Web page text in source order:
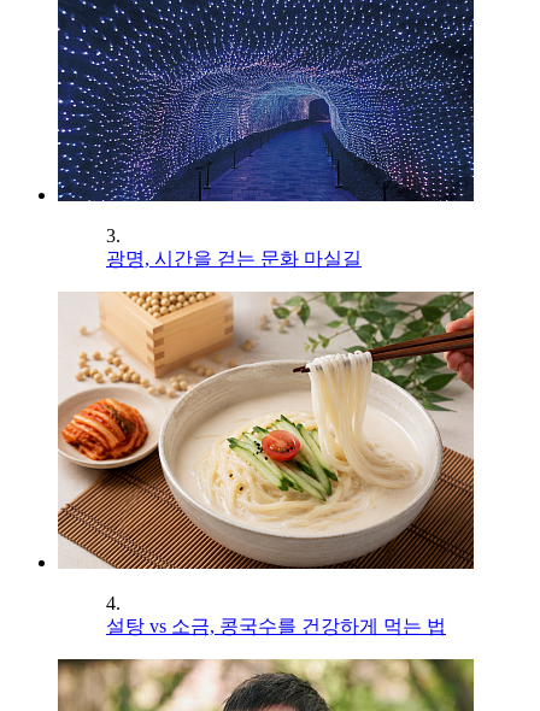
3.
광명, 시간을 걷는 문화 마실길
4.
설탕 vs 소금, 콩국수를 건강하게 먹는 법